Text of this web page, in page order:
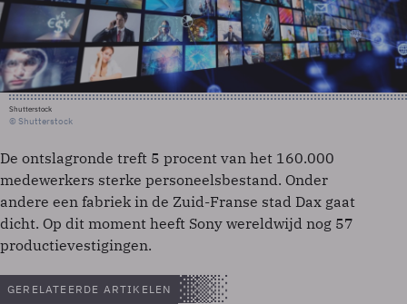
Shutterstock
© Shutterstock
De ontslagronde treft 5 procent van het 160.000
medewerkers sterke personeelsbestand. Onder
andere een fabriek in de Zuid-Franse stad Dax gaat
dicht. Op dit moment heeft Sony wereldwijd nog 57
productievestigingen.
GERELATEERDE ARTIKELEN